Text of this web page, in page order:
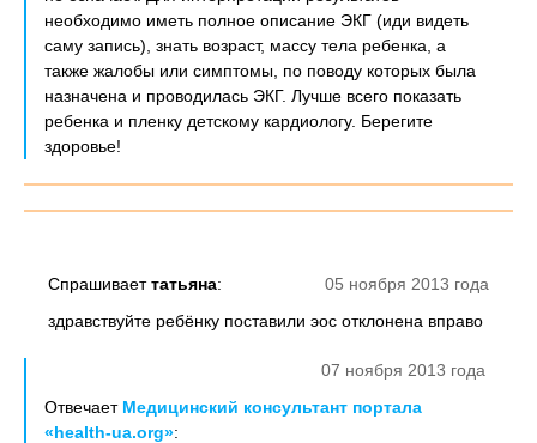
необходимо иметь полное описание ЭКГ (иди видеть
саму запись), знать возраст, массу тела ребенка, а
также жалобы или симптомы, по поводу которых была
назначена и проводилась ЭКГ. Лучше всего показать
ребенка и пленку детскому кардиологу. Берегите
здоровье!
05 ноября 2013 года
Спрашиваеттатьяна:
здравствуйте ребёнку поставили эос отклонена вправо
07 ноября 2013 года
Отвечает Медицинский консультант портала
«health-ua.org»: